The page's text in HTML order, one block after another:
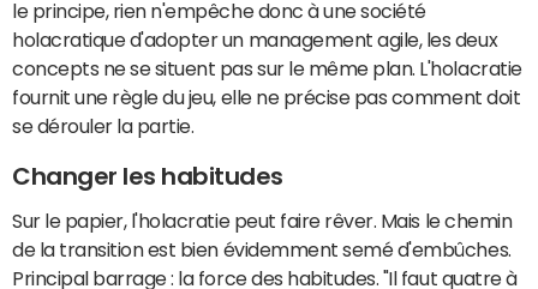
le principe, rien n'empêche donc à une société
holacratique d'adopter un management agile, les deux
concepts ne se situent pas sur le même plan. L'holacratie
fournit une règle du jeu, elle ne précise pas comment doit
se dérouler la partie.
Changer les habitudes
Sur le papier, l'holacratie peut faire rêver. Mais le chemin
de la transition est bien évidemment semé d'embûches.
Principal barrage : la force des habitudes. "Il faut quatre à